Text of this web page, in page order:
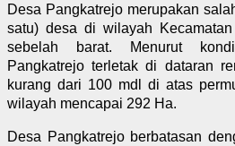
Desa Pangkatrejo merupakan
satu) desa di wilayah
sebelah barat. Menurut
Pangkatrejo terletak di dataran
kurang dari 100 mdl di atas
wilayah mencapai 292 Ha.
Desa Pangkatrejo berbatasan